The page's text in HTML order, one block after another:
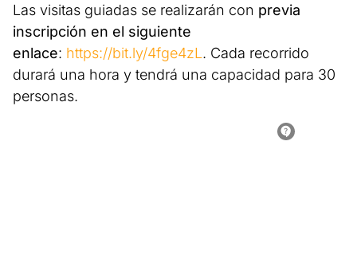
Las visitas guiadas se realizarán con previa
inscripción en el siguiente
enlace: https://bit.ly/4fge4zL. Cada recorrido
durará una hora y tendrá una capacidad para 30
personas.